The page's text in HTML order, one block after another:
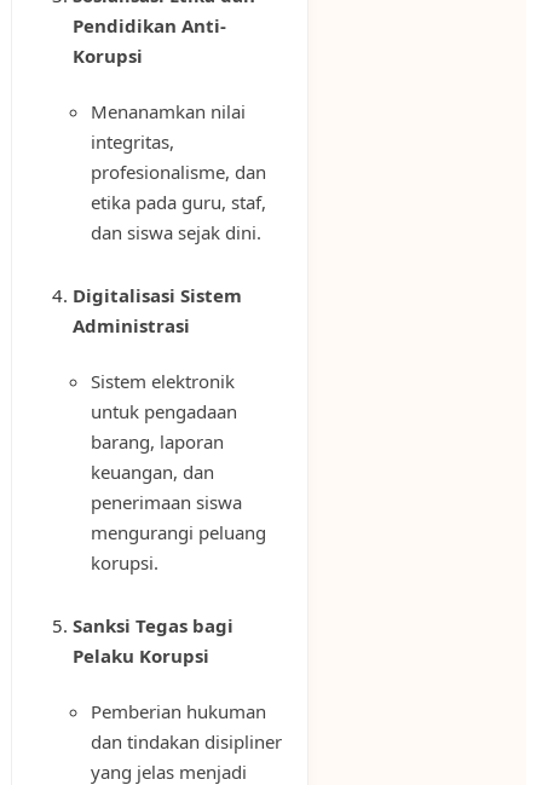
Pendidikan Anti-
Korupsi
Menanamkan nilai
integritas,
profesionalisme, dan
etika pada guru, staf,
dan siswa sejak dini.
Digitalisasi Sistem
Administrasi
Sistem elektronik
untuk pengadaan
barang, laporan
keuangan, dan
penerimaan siswa
mengurangi peluang
korupsi.
Sanksi Tegas bagi
Pelaku Korupsi
Pemberian hukuman
dan tindakan disipliner
yang jelas menjadi